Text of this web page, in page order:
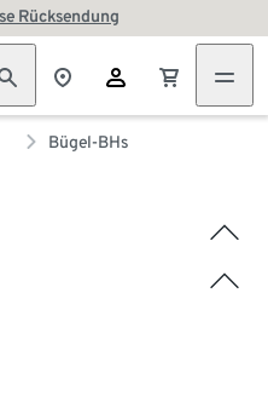
Rücksendung
Bügel-BHs